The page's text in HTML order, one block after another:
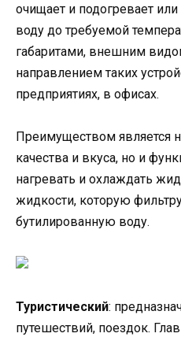
очищает и подогревает
воду до требуемой
габаритами, внешним
направлением таких
предприятиях, в офисах.
Преимуществом является
качества и вкуса, но и
нагревать и охлаждать
жидкости, которую
бутилированную воду.
Туристический:
путешествий, поездок.